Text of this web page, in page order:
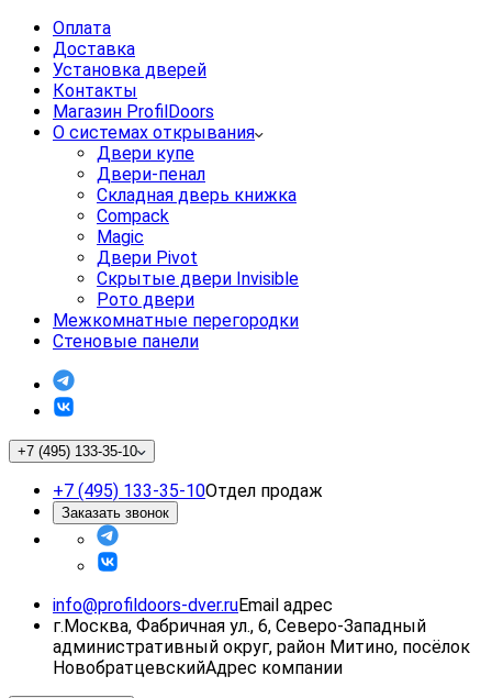
Оплата
Доставка
Установка дверей
Контакты
Магазин ProfilDoors
О системах открывания
Двери купе
Двери-пенал
Складная дверь книжка
Compack
Magic
Двери Pivot
Скрытые двери Invisible
Рото двери
Межкомнатные перегородки
Стеновые панели
+7 (495) 133-35-10
+7 (495) 133-35-10Отдел продаж
Заказать звонок
info@profildoors-dver.ruEmail адрес
г.Москва, Фабричная ул., 6, Северо-Западный
административный округ, район Митино, посёлок
НовобратцевскийАдрес компании